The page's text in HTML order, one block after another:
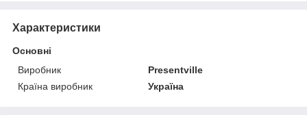
Характеристики
Основні
Виробник
Presentville
Країна виробник
Україна